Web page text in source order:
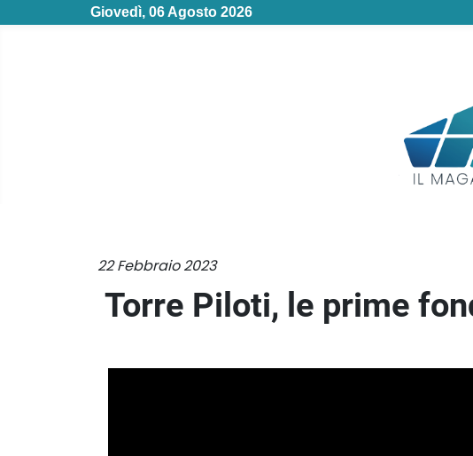
Giovedì, 06 Agosto 2026
22 Febbraio 2023
Torre Piloti, le prime